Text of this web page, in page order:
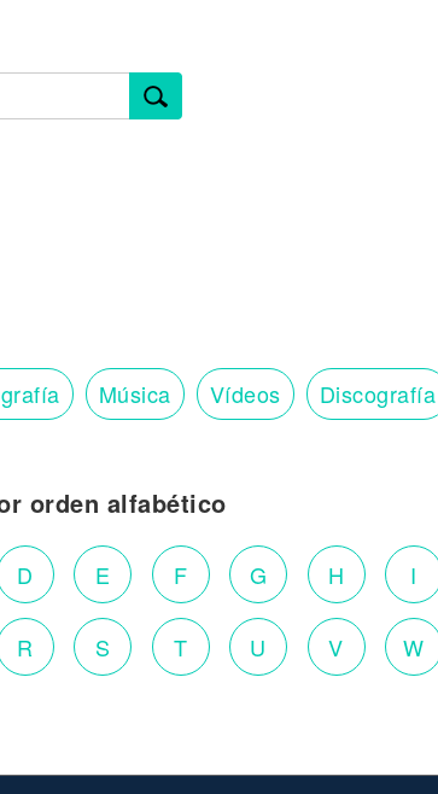
Música Vídeos Discografía
orden alfabético
D E F G H I
R S T U V W